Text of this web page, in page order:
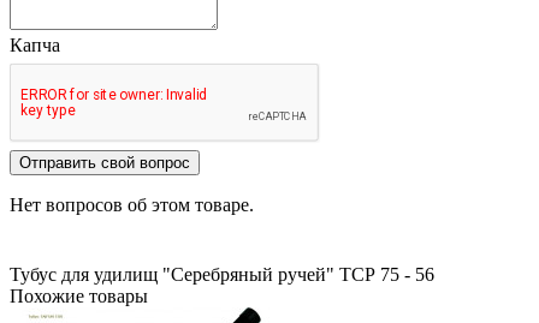
Капча
Отправить свой вопрос
Нет вопросов об этом товаре.
Тубус для удилищ "Серебряный ручей" ТСР 75 - 56
Похожие товары